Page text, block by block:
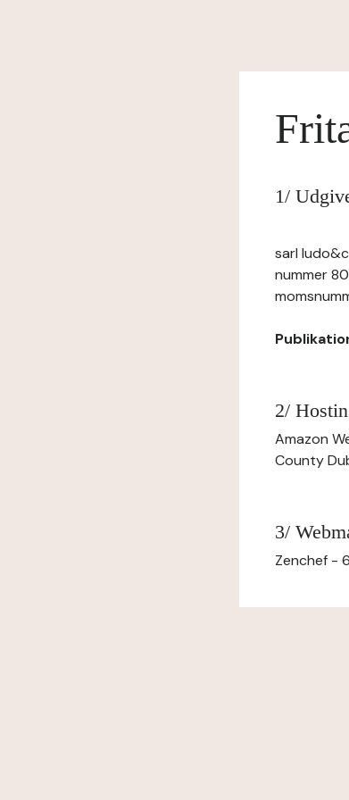
1/
sarl
nummer
2/
Amazon
County
3/
Zenchef -